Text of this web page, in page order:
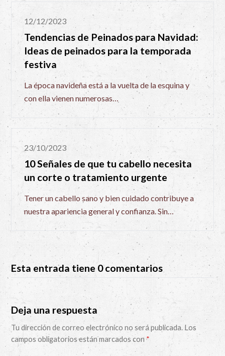
12/12/2023
Tendencias de Peinados para Navidad:
Ideas de peinados para la temporada
festiva
La época navideña está a la vuelta de la esquina y
con ella vienen numerosas…
23/10/2023
10 Señales de que tu cabello necesita
un corte o tratamiento urgente
Tener un cabello sano y bien cuidado contribuye a
nuestra apariencia general y confianza. Sin…
Esta entrada tiene 0 comentarios
Deja una respuesta
Tu dirección de correo electrónico no será publicada. Los
campos obligatorios están marcados con*